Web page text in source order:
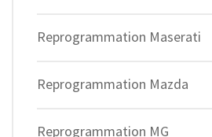
Reprogrammation Maserati
Reprogrammation Mazda
Reprogrammation MG